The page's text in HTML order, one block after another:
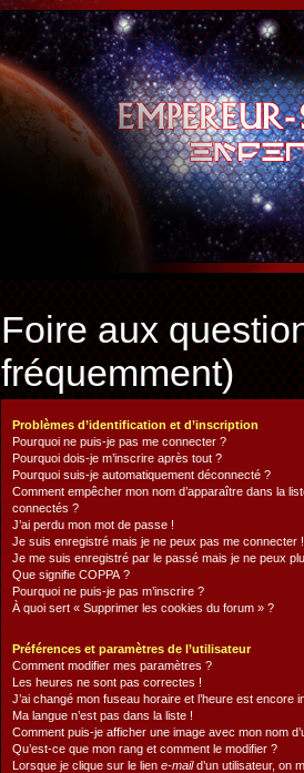
Foire aux
fréquemment)
Problèmes d’identification et d’inscription
Pourquoi ne puis-je pas me connecter ?
Pourquoi dois-je m’inscrire après tout ?
Pourquoi suis-je automatiquement déconnecté ?
Comment empêcher mon nom d’apparaître dans la
connectés ?
J’ai perdu mon mot de passe !
Je suis enregistré mais je ne peux pas me connecter !
Je me suis enregistré par le passé mais je ne peux
Que signifie COPPA ?
Pourquoi ne puis-je pas m’inscrire ?
À quoi sert « Supprimer les cookies du forum » ?
Préférences et paramètres de l’utilisateur
Comment modifier mes paramètres ?
Les heures ne sont pas correctes !
J’ai changé mon fuseau horaire et l’heure est encore
Ma langue n’est pas dans la liste !
Comment puis-je afficher une image avec mon nom
Qu’est-ce que mon rang et comment le modifier ?
Lorsque je clique sur le lien e-maild’un utilisateur, on